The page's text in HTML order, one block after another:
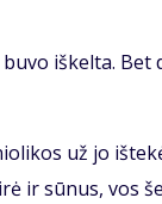
bu­vo iš­kel­ta. Bet
už jo
ir sū­nus, vos